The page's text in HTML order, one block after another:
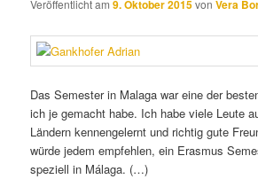
Veröffentlicht am9. Oktober 2015vonVera
Das Semester in Malaga war eine der
ich je gemacht habe. Ich habe viele Leute
Ländern kennengelernt und richtig gute
würde jedem empfehlen, ein Erasmus
speziell in Málaga. (…)